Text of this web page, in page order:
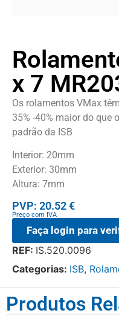
x 7
Os rolamentos VMax
35% -40% maior do que
padrão da ISB
Interior: 20mm
Exterior: 30mm
Altura: 7mm
PVP: 20.52 €
Preço com IVA
Faça login para
REF: IS.520.0096
Categorias: ISB,
Produtos